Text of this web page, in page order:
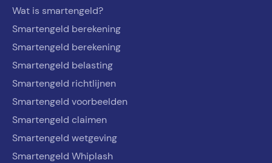
Wat is smartengeld?
Smartengeld berekening
Smartengeld berekening
Smartengeld belasting
Smartengeld richtlijnen
Smartengeld voorbeelden
Smartengeld claimen
Smartengeld wetgeving
Smartengeld Whiplash